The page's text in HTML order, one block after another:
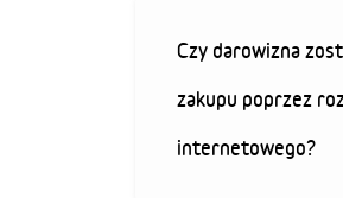
Czy darowizna
zakupu poprzez
internetowego?